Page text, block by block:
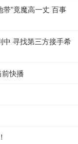
带”竟魔高一丈 百事
中 寻找第三方接手希
快播